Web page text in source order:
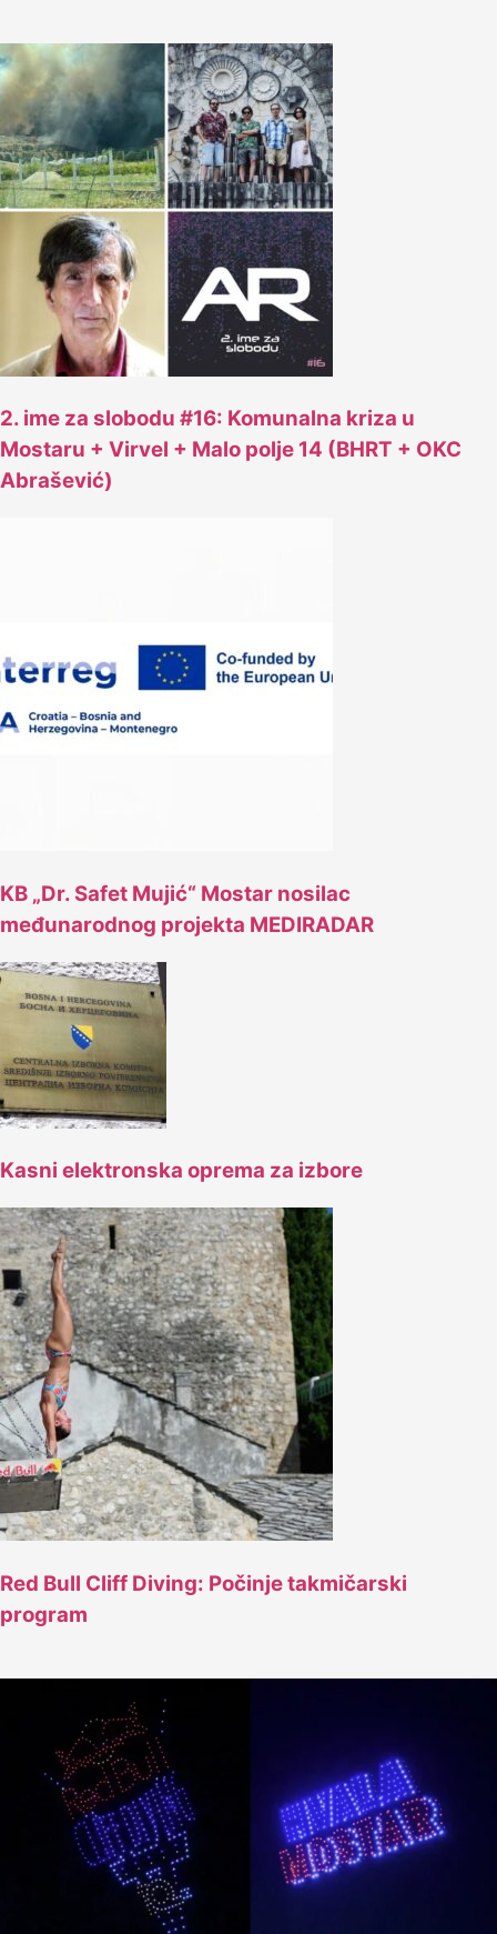
2. ime za slobodu #16: Komunalna kriza u
Mostaru + Virvel + Malo polje 14 (BHRT + OKC
Abrašević)
KB „Dr. Safet Mujić“ Mostar nosilac
međunarodnog projekta MEDIRADAR
Kasni elektronska oprema za izbore
Red Bull Cliff Diving: Počinje takmičarski
program